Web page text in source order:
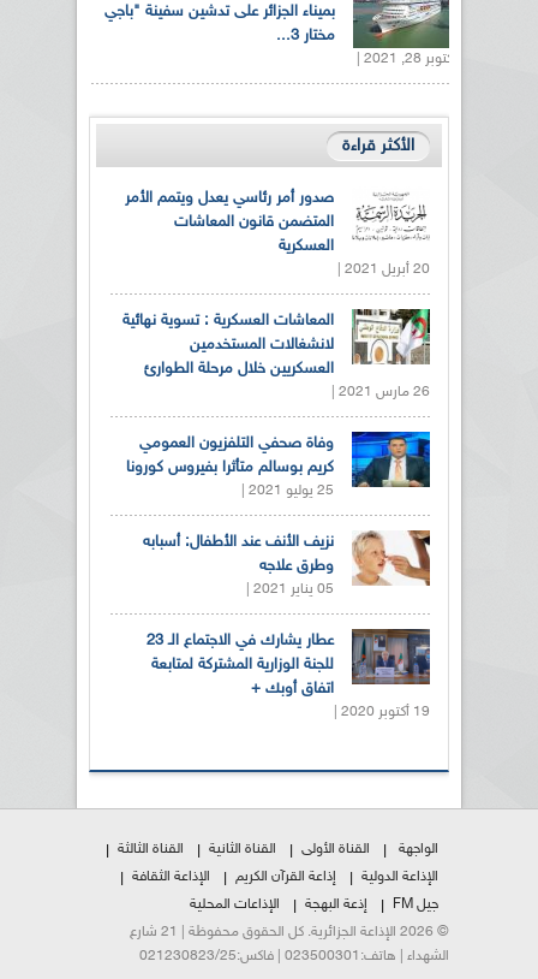
بميناء الجزائر على تدشين سفينة "باجي
مختار 3...
أكتوبر 28, 2021 |
الأكثر قراءة
صدور أمر رئاسي يعدل ويتمم الأمر
المتضمن قانون المعاشات
العسكرية
20 أبريل 2021 |
المعاشات العسكرية : تسوية نهائية
لانشغالات المستخدمين
العسكريين خلال مرحلة الطوارئ
26 مارس 2021 |
وفاة صحفي التلفزيون العمومي
كريم بوسالم متأثرا بفيروس كورونا
25 يوليو 2021 |
نزيف الأنف عند الأطفال: أسبابه
وطرق علاجه
05 يناير 2021 |
عطار يشارك في الاجتماع الـ 23
للجنة الوزارية المشتركة لمتابعة
اتفاق أوبك +
19 أكتوبر 2020 |
الواجهة القناة الأولى القناة الثانية
القناة الثالثة
الإذاعة الدولية
إذاعة القرآن الكريم
الإذاعة الثقافة
جيل FM
إذعة البهجة
الإذاعات المحلية
© 2026 الإذاعة الجزائرية. كل الحقوق محفوظة | 21 شارع
الشهداء | هاتف:023500301 | فاكس:021230823/25